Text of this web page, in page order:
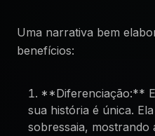
Uma narrativa bem
benefícios:
**Diferenciação:**
sua história é única.
sobressaia, mostrando